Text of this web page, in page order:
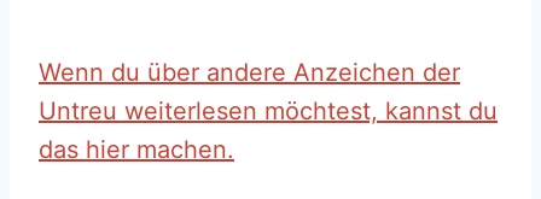
Wenn du über andere Anzeichen der
Untreu weiterlesen möchtest, kannst du
das hier machen.